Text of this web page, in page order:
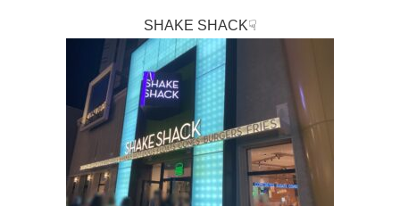
SHAKE SHACK☟